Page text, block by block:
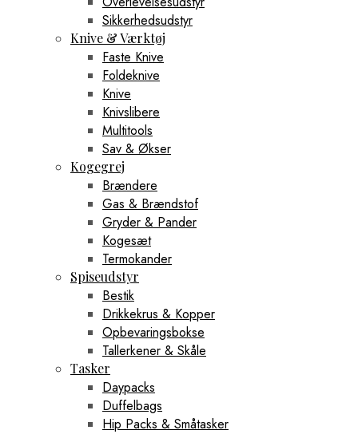
Sikkerhedsudstyr
Knive & Værktøj
Faste Knive
Foldeknive
Knive
Knivslibere
Multitools
Sav & Økser
Kogegrej
Brændere
Gas & Brændstof
Gryder & Pander
Kogesæt
Termokander
Spiseudstyr
Bestik
Drikkekrus & Kopper
Opbevaringsbokse
Tallerkener & Skåle
Tasker
Daypacks
Duffelbags
Hip Packs & Småtasker